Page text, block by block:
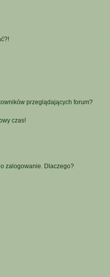
przeglądających forum?
czas!
zalogowanie. Dlaczego?